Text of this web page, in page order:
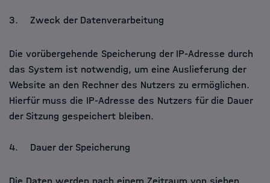
3. Zweck der Datenverarbeitung
Die vorübergehende Speicherung der IP-Adresse durch
das System ist notwendig, um eine Auslieferung der
Website an den Rechner des Nutzers zu ermöglichen.
Hierfür muss die IP-Adresse des Nutzers für die Dauer
der Sitzung gespeichert bleiben.
4. Dauer der Speicherung